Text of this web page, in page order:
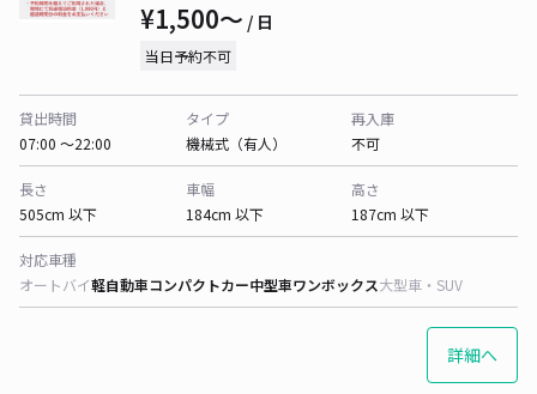
¥1,500〜 / 日
当日予約不可
貸出時間
07:00 〜22:00
タイプ
機械式（有人）
再入庫
不可
長さ
505cm 以下
車幅
184cm 以下
高さ
187cm 以下
対応車種
オートバイ軽自動車コンパクトカー中型車ワンボックス大型車・SUV
詳細へ